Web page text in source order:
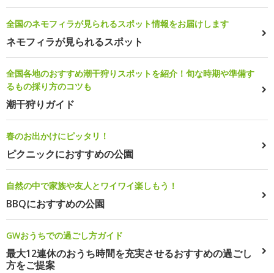
全国のネモフィラが見られるスポット情報をお届けします
ネモフィラが見られるスポット
全国各地のおすすめ潮干狩りスポットを紹介！旬な時期や準備す
るもの採り方のコツも
潮干狩りガイド
春のお出かけにピッタリ！
ピクニックにおすすめの公園
自然の中で家族や友人とワイワイ楽しもう！
BBQにおすすめの公園
GWおうちでの過ごし方ガイド
最大12連休のおうち時間を充実させるおすすめの過ごし
方をご提案